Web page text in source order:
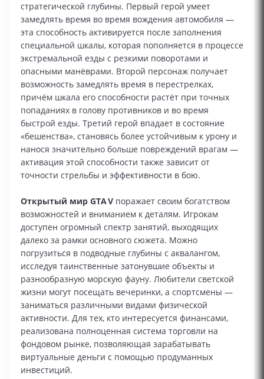
стратегической глубины. Первый герой умеет
замедлять время во время вождения автомобиля —
эта способность активируется после заполнения
специальной шкалы, которая пополняется в процессе
экстремальной езды с резкими поворотами и
опасными манёврами. Второй персонаж получает
возможность замедлять время в перестрелках,
причём шкала его способности растёт при точных
попаданиях в голову противников и во время
быстрой езды. Третий герой впадает в состояние
«бешенства», становясь более устойчивым к урону и
нанося значительно больше повреждений врагам —
активация этой способности также зависит от
точности стрельбы и эффективности в бою.
Открытый мир GTA V поражает своим богатством
возможностей и вниманием к деталям. Игрокам
доступен огромный спектр занятий, выходящих
далеко за рамки основного сюжета. Можно
погрузиться в подводные глубины с аквалангом,
исследуя таинственные затонувшие объекты и
разнообразную морскую фауну. Любители светской
жизни могут посещать вечеринки, а спортсмены —
заниматься различными видами физической
активности. Для тех, кто интересуется финансами,
реализована полноценная система торговли на
фондовом рынке, позволяющая зарабатывать
виртуальные деньги с помощью продуманных
инвестиций.